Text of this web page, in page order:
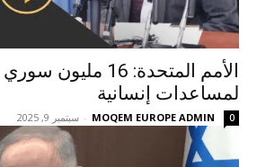
الأمم المتحدة: 16
لمساعدات إنسانية
MOQEM EUROPE ADMIN
- سبتمبر 9, 2025 0